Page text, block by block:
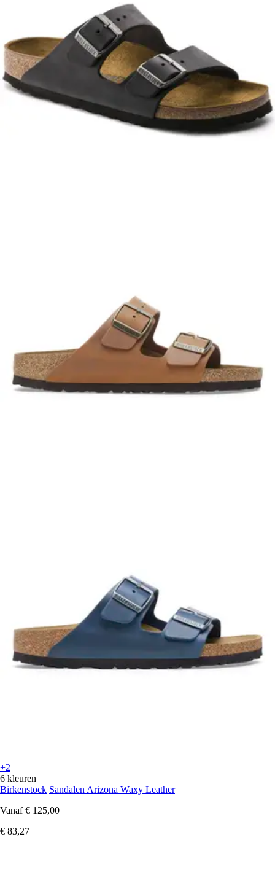
+2
6 kleuren
Birkenstock Sandalen Arizona Waxy Leather
Vanaf € 125,00
€ 83,27